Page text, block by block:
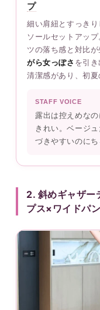
プ
細い肩紐とすっき
ソールセットアッ
ツの落ち感と対比
がら女っぽさ を引
清潔感があり、初夏
STAFF VOICE
露出は控えめな
きれい。ベージ
づきやすいのにち
2. 斜めギャザー
プス×ワイドパ